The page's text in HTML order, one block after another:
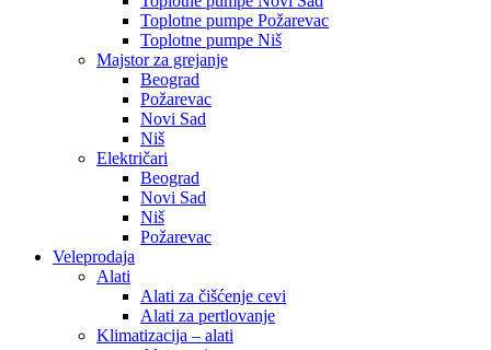
Toplotne pumpe Požarevac
Toplotne pumpe Niš
Majstor za grejanje
Beograd
Požarevac
Novi Sad
Niš
Električari
Beograd
Novi Sad
Niš
Požarevac
Veleprodaja
Alati
Alati za čišćenje cevi
Alati za pertlovanje
Klimatizacija – alati